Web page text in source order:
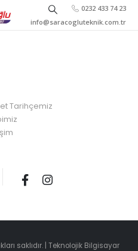
0232 433 74 23
info@saracogluteknik.com.tr
Tarihçemiz
saklıdır. | Teknolojik Bilgisayar